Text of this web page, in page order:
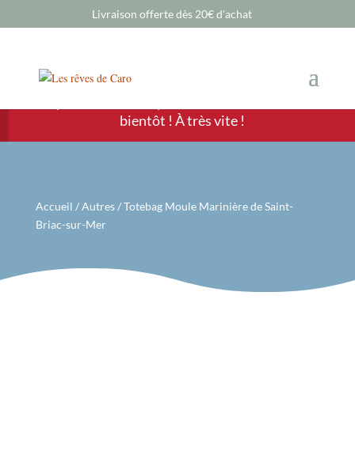
Livraison offerte dès 20€ d'achat
Chère Cliente, cher Client, les ventes sont
bientôt ! À très vite !
Accueil /Autres/ Totebag Moule Marinière de Saint-
Briac-sur-Mer